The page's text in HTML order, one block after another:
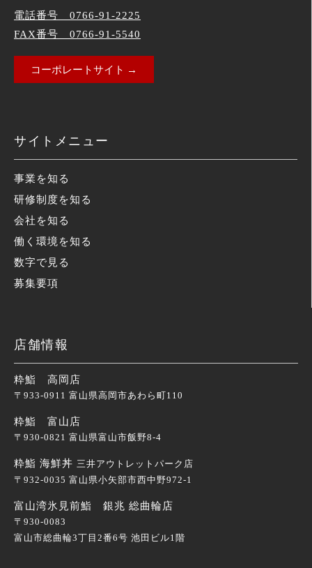
電話番号 0766-91-2225
FAX番号 0766-91-5540
コーポレートサイト →
サイトメニュー
事業を知る
研修制度を知る
会社を知る
働く環境を知る
数字で見る
募集要項
店舗情報
粋鮨 高岡店
〒933-0911 富山県高岡市あわら町110
粋鮨 富山店
〒930-0821 富山県富山市飯野8-4
粋鮨 海鮮丼 三井アウトレットパーク店
〒932-0035 富山県小矢部市西中野972-1
富山湾氷見前鮨 銀兆 総曲輪店
〒930-0083
富山市総曲輪3丁目2番6号 池田ビル1階